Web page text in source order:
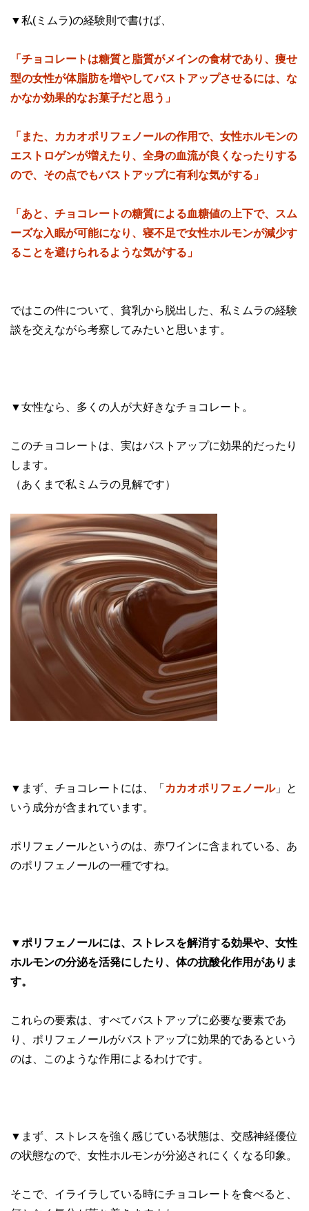
▼私(ミムラ)の経験則で書けば、
「チョコレートは糖質と脂質がメインの食材であり、痩せ
型の女性が体脂肪を増やしてバストアップさせるには、な
かなか効果的なお菓子だと思う」
「また、カカオポリフェノールの作用で、女性ホルモンの
エストロゲンが増えたり、全身の血流が良くなったりする
ので、その点でもバストアップに有利な気がする」
「あと、チョコレートの糖質による血糖値の上下で、スム
ーズな入眠が可能になり、寝不足で女性ホルモンが減少す
ることを避けられるような気がする」
ではこの件について、貧乳から脱出した、私ミムラの経験
談を交えながら考察してみたいと思います。
▼女性なら、多くの人が大好きなチョコレート。
このチョコレートは、実はバストアップに効果的だったり
します。
（あくまで私ミムラの見解です）
▼まず、チョコレートには、「 カカオポリフェノール」と
いう成分が含まれています。
ポリフェノールというのは、赤ワインに含まれている、あ
のポリフェノールの一種ですね。
▼ポリフェノールには、ストレスを解消する効果や、女性
ホルモンの分泌を活発にしたり、体の抗酸化作用がありま
す。
これらの要素は、すべてバストアップに必要な要素であ
り、ポリフェノールがバストアップに効果的であるという
のは、このような作用によるわけです。
▼まず、ストレスを強く感じている状態は、交感神経優位
の状態なので、女性ホルモンが分泌されにくくなる印象。
そこで、イライラしている時にチョコレートを食べると、